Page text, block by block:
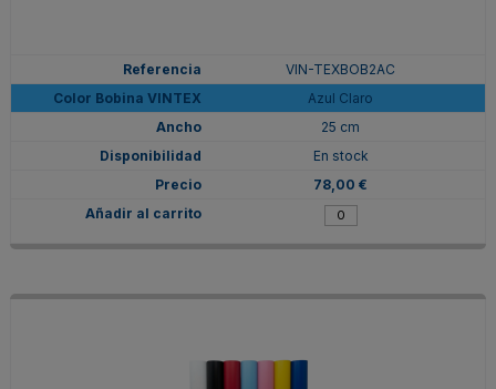
VIN-TEXBOB2AC
Azul Claro
25 cm
En stock
78,00 €